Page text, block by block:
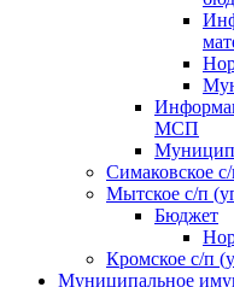
МСП
Симаковское
Мытское с/п
Бюджет
Кромское с/п
Муниципальное